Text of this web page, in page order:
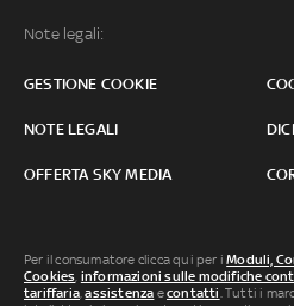
Note legali:
GESTIONE COOKIE
NOTE LEGALI
OFFERTA SKY MEDIA
Per il consumatore clicca qui per iModuli,
Cookies informazioni sulle modifiche
tariffaria ,assistenza econtatti . Tutti i